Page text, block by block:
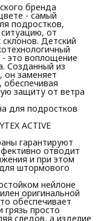
бренда
- самый
подростков,
от
Детский
это воплощение
Созданный из
он заменяет
защиту от ветра
для подростков
ACTIVE
гарантируют
отводит
и при этом
штормового
нейлоне
оригинальной
обеспечивает
просто
следов, а изделие